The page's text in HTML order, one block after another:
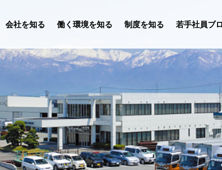
会社を知る 働く環境を知る 制度を知る 若手社員ブ